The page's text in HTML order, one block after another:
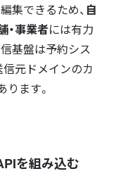
集できるため、 自
・事業者には有力
基盤は予約シス
元ドメインのカ
ます。
を組み込む